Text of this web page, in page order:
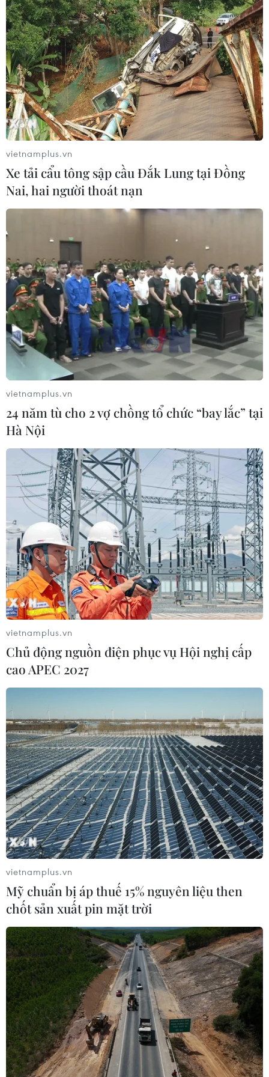
vietnamplus.vn
Xe tải cẩu tông sập cầu Đắk Lung tại Đồng
Nai, hai người thoát nạn
vietnamplus.vn
24 năm tù cho 2 vợ chồng tổ chức “bay lắc” tại
Hà Nội
vietnamplus.vn
Chủ động nguồn điện phục vụ Hội nghị cấp
cao APEC 2027
vietnamplus.vn
Mỹ chuẩn bị áp thuế 15% nguyên liệu then
chốt sản xuất pin mặt trời